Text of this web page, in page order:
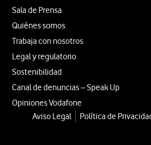
Sala de Prensa
Quiénes somos
Trabaja con nosotros
Legal y regulatorio
Sostenibilidad
Canal de denuncias – Speak Up
Opiniones Vodafone
Aviso Legal Política de